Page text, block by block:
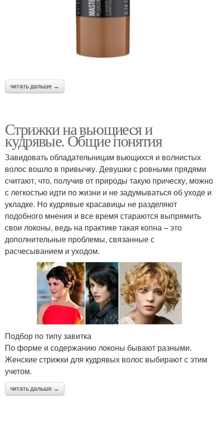
читать дальше →
Стрижки на вьющиеся и
кудрявые. Общие понятия
Завидовать обладательницам вьющихся и волнистых
волос вошло в привычку. Девушки с ровными прядями
считают, что, получив от природы такую прическу, можно
с легкостью идти по жизни и не задумываться об уходе и
укладке. Но кудрявые красавицы не разделяют
подобного мнения и все время стараются выпрямить
свои локоны, ведь на практике такая копна – это
дополнительные проблемы, связанные с
расчесыванием и уходом.
Подбор по типу завитка
По форме и содержанию локоны бывают разными.
Женские стрижки для кудрявых волос выбирают с этим
учетом.
читать дальше →